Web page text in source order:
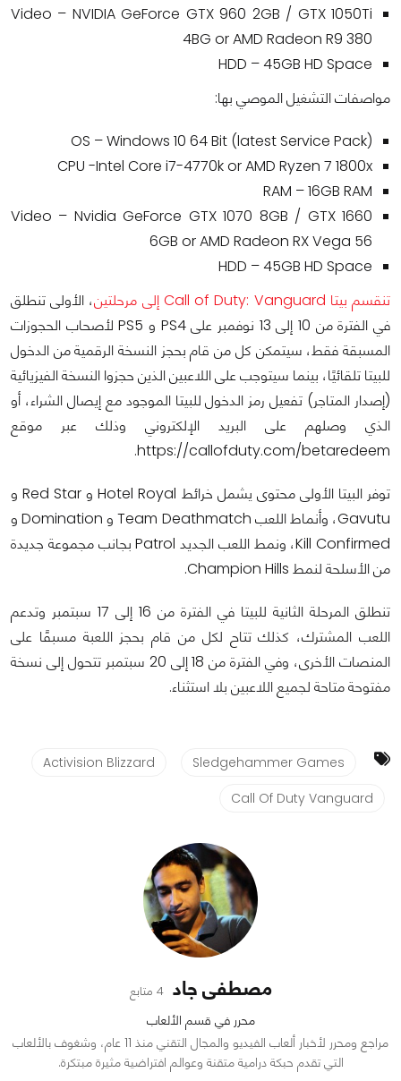
Video – NVIDIA GeForce GTX 960 2GB / GTX 1050Ti
4BG or AMD Radeon R9 380
HDD – 45GB HD Space
مواصفات التشغيل الموصي بها:
OS – Windows 10 64 Bit (latest Service Pack)
CPU -Intel Core i7-4770k or AMD Ryzen 7 1800x
RAM – 16GB RAM
Video – Nvidia GeForce GTX 1070 8GB / GTX 1660
6GB or AMD Radeon RX Vega 56
HDD – 45GB HD Space
تنقسم بيتا Call of Duty: Vanguard إلى مرحلتين
، الأولى تنطلق
في الفترة من 10 إلى 13 نوفمبر على PS4 و PS5 لأصحاب الحجوزات
المسبقة فقط، سيتمكن كل من قام بحجز النسخة الرقمية من الدخول
للبيتا تلقائيًا، بينما سيتوجب على اللاعبين الذين حجزوا النسخة الفيزيائية
(إصدار المتاجر) تفعيل رمز الدخول للبيتا الموجود مع إيصال الشراء، أو
الذي وصلهم على البريد الإلكتروني وذلك عبر موقع
https://callofduty.com/betaredeem.
توفر البيتا الأولى محتوى يشمل خرائط Hotel Royal و Red Star و
Gavutu، وأنماط اللعب Team Deathmatch و Domination و
Kill Confirmed، ونمط اللعب الجديد Patrol بجانب مجموعة جديدة
من الأسلحة لنمط Champion Hills.
تنطلق المرحلة الثانية للبيتا في الفترة من 16 إلى 17 سبتمبر وتدعم
اللعب المشترك، كذلك تتاح لكل من قام بحجز اللعبة مسبقًا على
المنصات الأخرى، وفي الفترة من 18 إلى 20 سبتمبر تتحول إلى نسخة
مفتوحة متاحة لجميع اللاعبين بلا استثناء.
Sledgehammer Games
Activision Blizzard
Call Of Duty Vanguard
مصطفى جاد 4 متابع
محرر في قسم الألعاب
مراجع ومحرر لأخبار ألعاب الفيديو والمجال التقني منذ 11 عام، وشغوف بالألعاب
التي تقدم حبكة درامية متقنة وعوالم افتراضية مثيرة مبتكرة.